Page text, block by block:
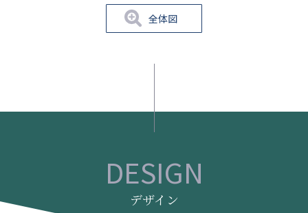
全体図
DESIGN
デザイン